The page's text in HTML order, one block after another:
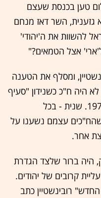
טען בכנסת שעצם
גזענית, השר דאז מנחם
להשוות את ה'יהודי'
אצל הטמאים?"
ומסלף את הטענה
לא היה ח"כ כשנידון "סעיף
הנכד"; הוא נבחר לכנסת רק ב-1977. שנית - בכל
עצמם נשענו על
אחר.
היה ברור שלצד הגדרת
קרובים של יהודים.
רובינשטיין כתב